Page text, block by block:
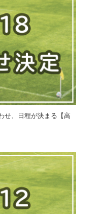
せ、日程が決まる【高